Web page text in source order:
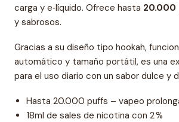
carga y e‑líquido. Ofrece hasta 20.000
y sabrosos.
Gracias a su diseño tipo hookah,
automático y tamaño portátil, es una
para el uso diario con un sabor dulce y
Hasta 20.000 puffs – vapeo
18ml de sales de nicotina con 2 %